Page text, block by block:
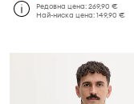
Редовна цена:269,90 €
Най-ниска цена:149,90 €